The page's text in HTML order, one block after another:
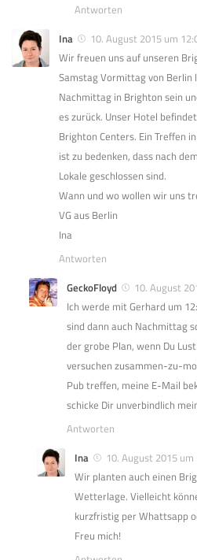
Antworten
Ina
10. August 2015 um
Wir freuen uns auf unseren
Samstag Vormittag von Berlin
Nachmittag in Brighton sein
es zurück. Unser Hotel
Brighton Centers. Ein Treffen
ist zu bedenken, dass nach
Lokale geschlossen sind.
Wann und wo wollen wir uns
VG aus Berlin
Ina
Antworten
GeckoFloyd
10. August
Ich werde mit Gerhard um
sind dann auch Nachmittag
der grobe Plan, wenn Du
versuchen zusammen-zu-
Pub treffen, meine E-Mail
schicke Dir unverbindlich
Antworten
Ina
10. August 2015 um
Wir planten auch einen
Wetterlage. Vielleicht
kurzfristig per Whattsapp
Freu mich!